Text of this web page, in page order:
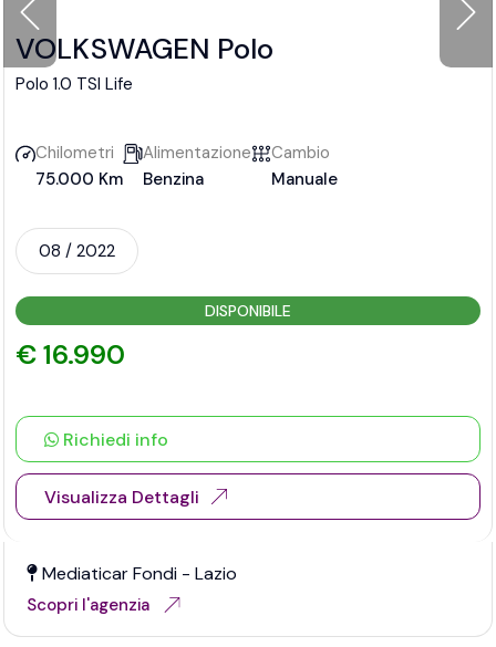
VOLKSWAGEN Polo
Polo 1.0 TSI Life
Chilometri
75.000 Km
Alimentazione
Benzina
Cambio
Manuale
08 / 2022
DISPONIBILE
€ 16.990
Richiedi info
Visualizza Dettagli
Mediaticar Fondi - Lazio
Scopri l'agenzia